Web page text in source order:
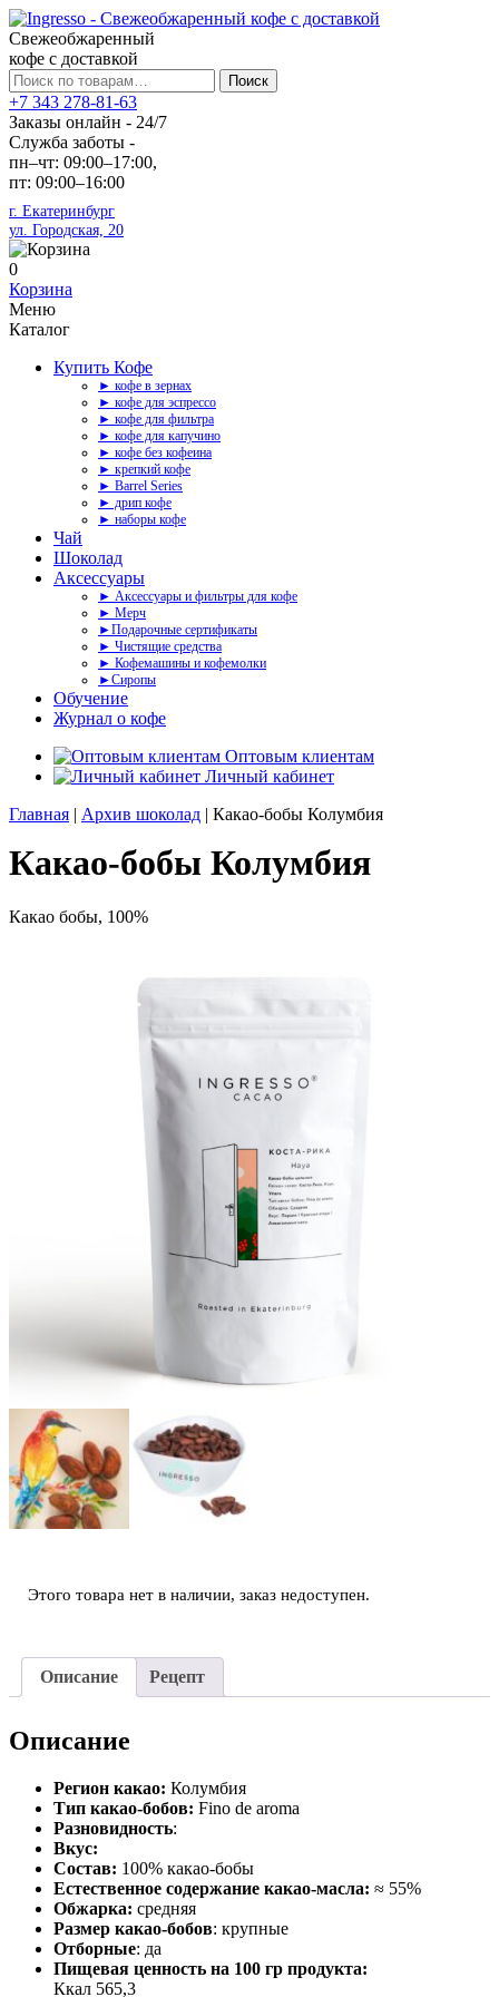
Свежеобжаренный
кофе с доставкой
Искать:
Поиск
+7 343 278-81-63
Заказы онлайн - 24/7
Служба заботы -
пн–чт: 09:00–17:00,
пт: 09:00–16:00
г. Екатеринбург
ул. Городская, 20
0
Корзина
Меню
Каталог
Купить Кофе
► кофе в зернах
► кофе для эспрессо
► кофе для фильтра
► кофе для капучино
► кофе без кофеина
► крепкий кофе
► Barrel Series
► дрип кофе
► наборы кофе
Чай
Шоколад
Аксессуары
► Аксессуары и фильтры для кофе
► Мерч
►Подарочные сертификаты
► Чистящие средства
► Кофемашины и кофемолки
►Сиропы
Обучение
Журнал о кофе
Оптовым клиентам
Личный кабинет
Главная | Архив шоколад | Какао-бобы Колумбия
Какао-бобы Колумбия
Какао бобы, 100%
Этого товара нет в наличии, заказ недоступен.
Описание Рецепт
Описание
Регион какао: Колумбия
Тип какао-бобов: Fino de aroma
Разновидность:
Вкус:
Состав: 100% какао-бобы
Естественное содержание какао-масла: ≈ 55%
Обжарка: средняя
Размер какао-бобов: крупные
Отборные: да
Пищевая ценность на 100 гр продукта:
Ккал 565,3